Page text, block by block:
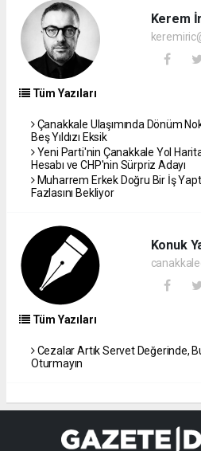
Kerem
Tüm Yazıları
Çanakkale Ulaşımında Dönüm
Beş Yıldızı Eksik
Yeni Parti'nin Çanakkale Yol
Hesabı ve CHP'nin Sürpriz Adayı
Muharrem Erkek Doğru Bir İş
Fazlasını Bekliyor
Konuk
Tüm Yazıları
Cezalar Artık Servet Değerinde,
Oturmayın